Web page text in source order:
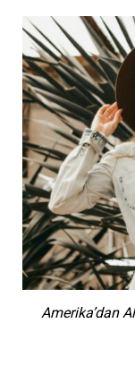
Amerika’dan